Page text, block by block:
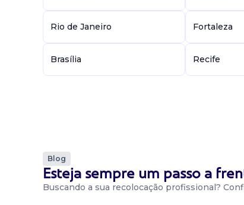
Rio de Janeiro Fortaleza
Brasília Recife
Blog
Esteja sempre um passo a
Buscando a sua recolocação profissional?